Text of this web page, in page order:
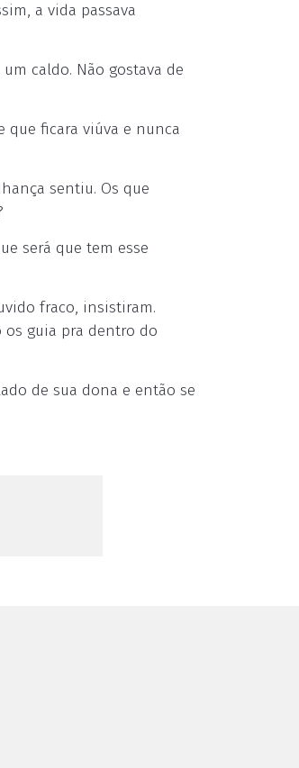
a vida passava
caldo. Não gostava de
que ficara viúva e nunca
sentiu. Os que
será que tem esse
fraco, insistiram.
os guia pra dentro do
de sua dona e então se